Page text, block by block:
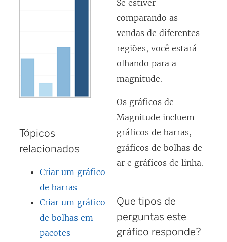
Tópicos
relacionados
Criar um gráfico
de barras
Criar um gráfico
de bolhas em
pacotes
Se estiver
comparando as
vendas de diferentes
regiões, você estará
olhando para a
magnitude.
Os gráficos de
Magnitude incluem
gráficos de barras,
gráficos de bolhas de
ar e gráficos de linha.
Que tipos de
perguntas este
gráfico responde?